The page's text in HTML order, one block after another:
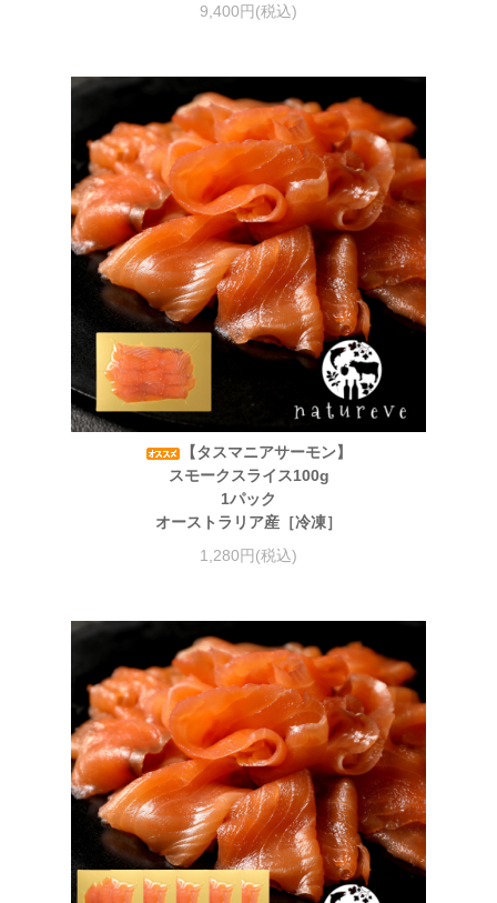
9,400円(税込)
【タスマニアサーモン】
スモークスライス100g
1パック
オーストラリア産［冷凍］
1,280円(税込)